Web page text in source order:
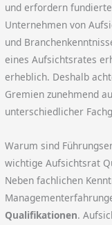
und erfordern
Unternehmen von
und
eines Aufsichtsrates
erheblich. Deshalb
Gremien zunehmend
unterschiedlicher
Warum sind
wichtige Aufsichtsrat
Neben fachlichen
Qualifikationen.